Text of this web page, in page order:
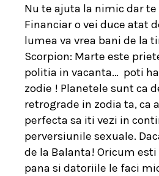
Nu te ajuta la nimic dar
Financiar o vei duce atat
lumea va vrea bani de la
Scorpion: Marte este
politia in vacanta… poti
zodie ! Planetele sunt ca
retrograde in zodia ta, ca
perfecta sa iti vezi in
perversiunile sexuale.
de la Balanta! Oricum
pana si datoriile le faci